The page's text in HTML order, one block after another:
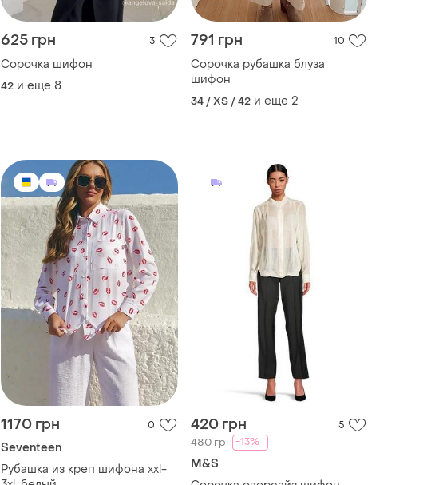
625 грн 3
Сорочка шифон
42 и еще 8
791 грн 10
Сорочка рубашка блуза
шифон
34 / XS / 42 и еще 2
1170 грн 0
Seventeen
Рубашка из креп шифона xxl-
420 грн 5
480 грн -13%
M&S